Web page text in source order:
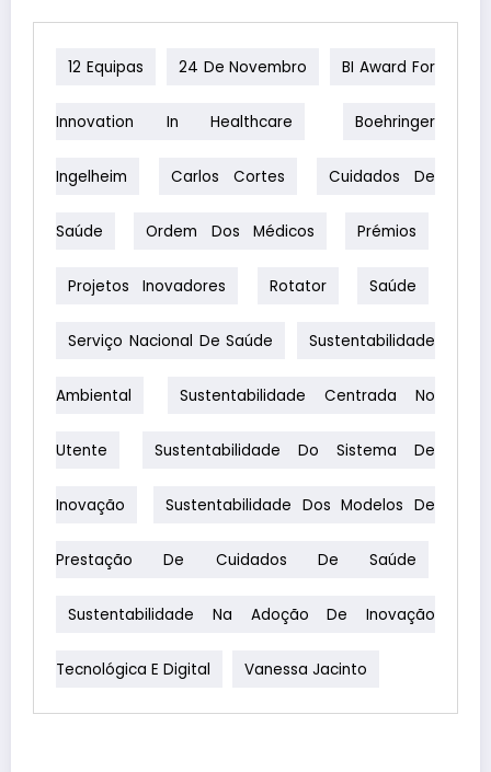
12 Equipas 24 De Novembro BI Award For
Innovation In Healthcare Boehringer
Ingelheim Carlos Cortes Cuidados De
Saúde Ordem Dos Médicos Prémios
Projetos Inovadores Rotator Saúde
Serviço Nacional De Saúde Sustentabilidade
Ambiental Sustentabilidade Centrada No
Utente Sustentabilidade Do Sistema De
Inovação Sustentabilidade Dos Modelos De
Prestação De Cuidados De Saúde
Sustentabilidade Na Adoção De Inovação
Tecnológica E Digital Vanessa Jacinto